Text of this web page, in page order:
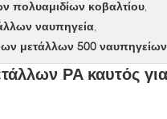
πολυαμιδίων κοβαλτίου,
ναυπηγεία,
μετάλλων 500 ναυπηγείων
PA καυτός